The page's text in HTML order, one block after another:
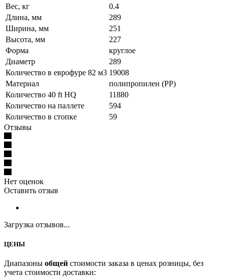
Вес, кг
0.4
Длина, мм
289
Ширина, мм
251
Высота, мм
227
Форма
круглое
Диаметр
289
Количество в еврофуре 82 м3 19008
Материал
полипропилен (PP)
Количество 40 ft HQ
11880
Количество на паллете
594
Количество в стопке
59
Отзывы
Нет оценок
Оставить отзыв
Загрузка отзывов...
ЦЕНЫ
Диапазоны общей стоимости заказа в ценах розницы, без
учета стоимости доставки: